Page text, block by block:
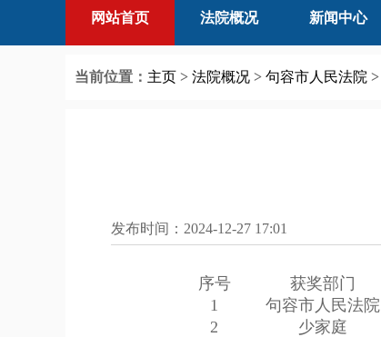
网站首页 法院概况 新闻中心
当前位置： 主页 > 法院概况 > 句容市人民法院 >
发布时间：2024-12-27 17:01
序号 获奖部门
1
句容市人民法院
2
少家庭